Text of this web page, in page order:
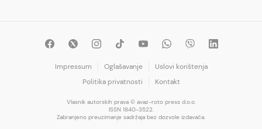
Impressum Oglašavanje
Uslovi korištenja
Politika privatnosti
Kontakt
Vlasnik autorskih prava © avaz-roto press d.o.o.
ISSN 1840-3522.
Zabranjeno preuzimanje sadržaja bez dozvole izdavača.